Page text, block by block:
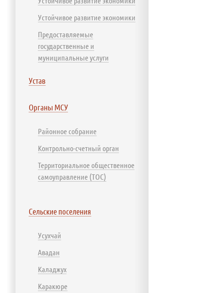
Устойчивое развитие экономики
Предоставляемые
государственные и
муниципальные услуги
Устав
Органы МСУ
Районное собрание
Контрольно-счетный орган
Территориальное общественное
самоуправление (ТОС)
Сельские поселения
Усухчай
Авадан
Каладжух
Каракюре